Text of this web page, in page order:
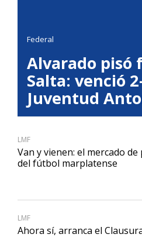
Federal
Alvarado pisó
Salta: venció
Juventud
LMF
Van y vienen: el mercado de
del fútbol marplatense
LMF
Ahora sí, arranca el